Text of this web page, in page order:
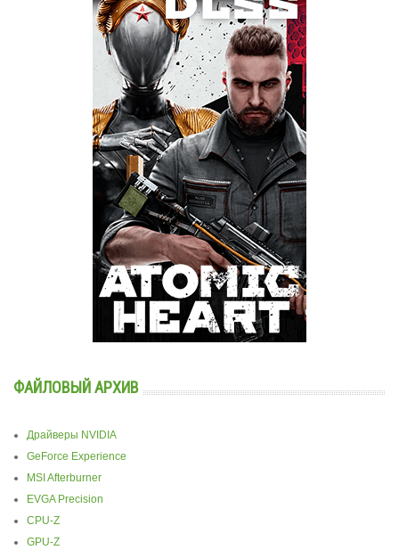
ФАЙЛОВЫЙ АРХИВ
Драйверы NVIDIA
GeForce Experience
MSI Afterburner
EVGA Precision
CPU-Z
GPU-Z